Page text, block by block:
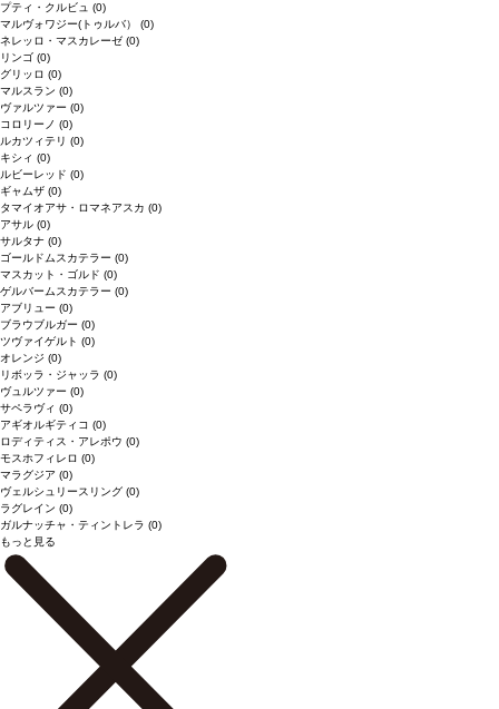
プティ・クルビュ (0)
マルヴォワジー(トゥルバ） (0)
ネレッロ・マスカレーゼ (0)
リンゴ (0)
グリッロ (0)
マルスラン (0)
ヴァルツァー (0)
コロリーノ (0)
ルカツィテリ (0)
キシィ (0)
ルビーレッド (0)
ギャムザ (0)
タマイオアサ・ロマネアスカ (0)
アサル (0)
サルタナ (0)
ゴールドムスカテラー (0)
マスカット・ゴルド (0)
ゲルバームスカテラー (0)
アブリュー (0)
ブラウブルガー (0)
ツヴァイゲルト (0)
オレンジ (0)
リボッラ・ジャッラ (0)
ヴュルツァー (0)
サペラヴィ (0)
アギオルギティコ (0)
ロディティス・アレポウ (0)
モスホフィレロ (0)
マラグジア (0)
ヴェルシュリースリング (0)
ラグレイン (0)
ガルナッチャ・ティントレラ (0)
もっと見る